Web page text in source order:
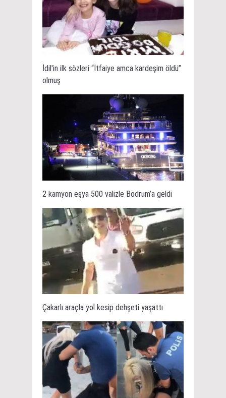
İdil'in ilk sözleri “İtfaiye amca kardeşim öldü”
olmuş
2 kamyon eşya 500 valizle Bodrum’a geldi
Çakarlı araçla yol kesip dehşeti yaşattı